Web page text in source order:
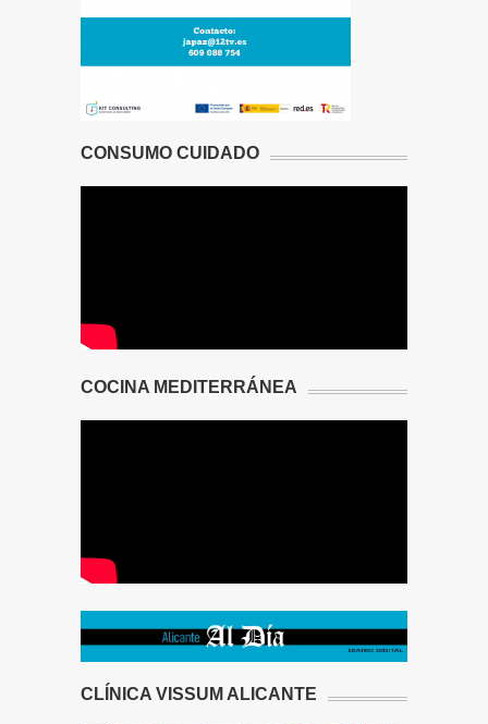
CONSUMO CUIDADO
COCINA MEDITERRÁNEA
CLÍNICA VISSUM ALICANTE